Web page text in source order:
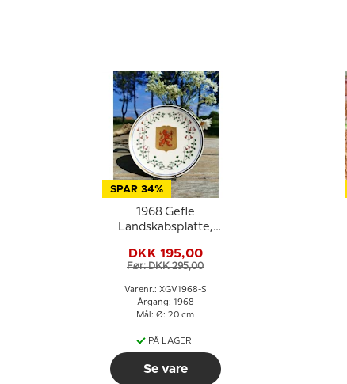
SPAR 34%
1968 Gefle
Landskabsplatte,
DKK 195,00
Før: DKK 295,00
Varenr.: XGV1968-S
Årgang: 1968
Mål: Ø: 20 cm
PÅ LAGER
Se vare